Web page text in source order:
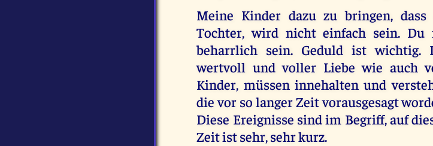
Meine Kinder dazu zu bringen,
Tochter, wird nicht einfach sein. Du
beharrlich sein. Geduld ist wichtig.
wertvoll und voller Liebe wie auch
Kinder, müssen innehalten und
die vor so langer Zeit vorausgesagt
Diese Ereignisse sind im Begriff, auf
Zeit ist sehr, sehr kurz.